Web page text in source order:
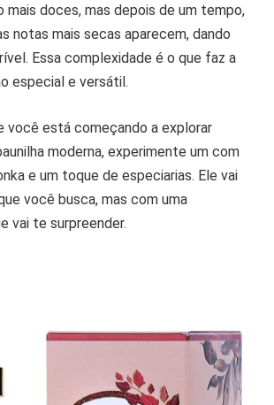
mais doces, mas depois de um tempo,
notas mais secas aparecem, dando
Essa complexidade é o que faz a
especial e versátil.
você está começando a explorar
moderna, experimente um com
e um toque de especiarias. Ele vai
você busca, mas com uma
vai te surpreender.